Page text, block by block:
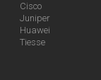
Cisco
Juniper
Huawei
Tiesse